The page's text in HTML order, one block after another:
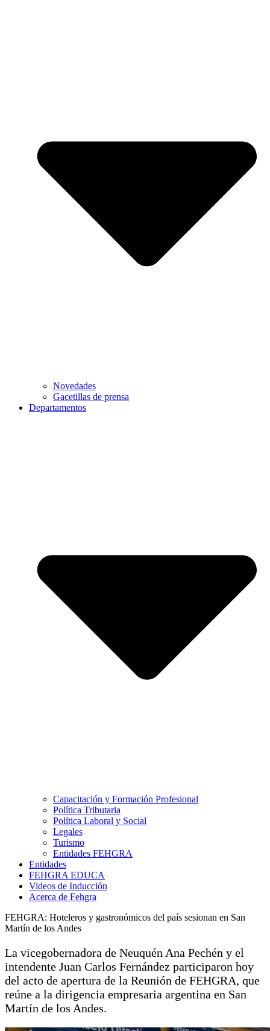
Novedades
Gacetillas de prensa
Departamentos
Capacitación y Formación Profesional
Política Tributaria
Política Laboral y Social
Legales
Turismo
Entidades FEHGRA
Entidades
FEHGRA EDUCA
Videos de Inducción
Acerca de Fehgra
FEHGRA: Hoteleros y gastronómicos del país sesionan en San
Martín de los Andes
La vicegobernadora de Neuquén Ana Pechén y el
intendente Juan Carlos Fernández participaron hoy
del acto de apertura de la Reunión de FEHGRA, que
reúne a la dirigencia empresaria argentina en San
Martín de los Andes.